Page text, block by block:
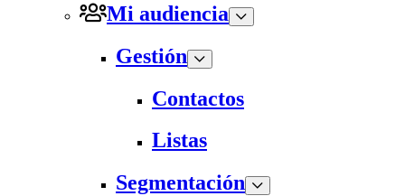
Mi audiencia
Gestión
Contactos
Listas
Segmentación